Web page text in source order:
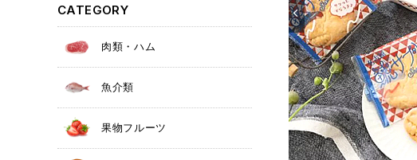
CATEGORY
肉類・ハム
魚介類
果物フルーツ